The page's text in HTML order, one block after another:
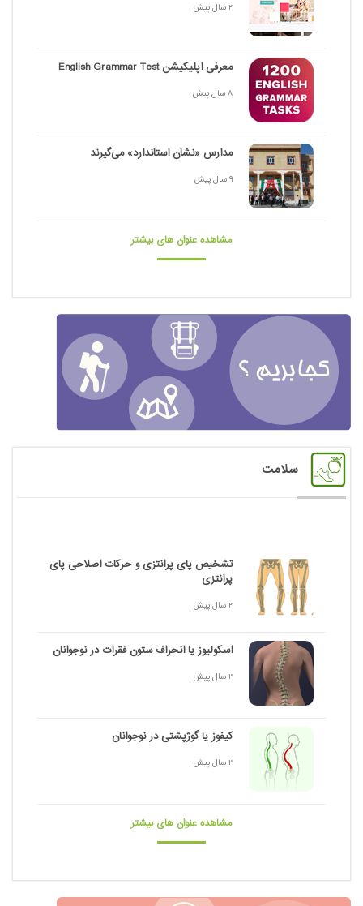
2 سال پیش
معرفی اپلیکیشن English Grammar Test
8 سال پیش
مدارس «نشان استاندارد» می‌گیرند
9 سال پیش
مشاهده عنوان های بیشتر
سلامت
تشخیص پای پرانتزی و حرکات اصلاحی پای
پرانتزی
2 سال پیش
اسکولیوز یا انحراف ستون فقرات در نوجوانان
2 سال پیش
کیفوز یا گوژپشتی در نوجوانان
2 سال پیش
مشاهده عنوان های بیشتر